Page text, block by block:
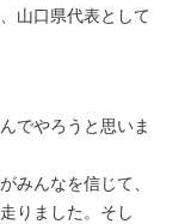
山口県代表として
でやろうと思いま
みんなを信じて、
りました。そし